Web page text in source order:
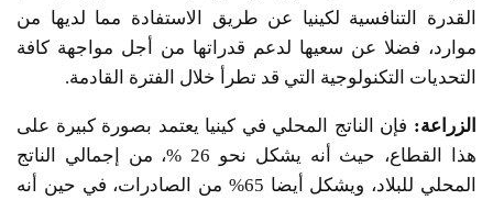
القدرة التنافسية لكينيا عن طريق الاستفادة مما لديها من
موارد، فضلا عن سعيها لدعم قدراتها من أجل مواجهة كافة
التحديات التكنولوجية التي قد تطرأ خلال الفترة القادمة.
الزراعة: فإن الناتج المحلي في كينيا يعتمد بصورة كبيرة على
هذا القطاع، حيث أنه يشكل نحو 26 %، من إجمالي الناتج
المحلي للبلاد، ويشكل أيضا 65% من الصادرات، في حين أنه